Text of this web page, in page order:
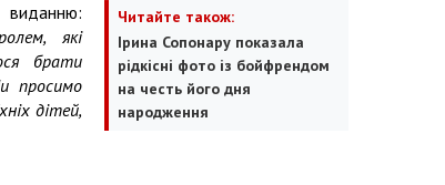
Читайте також:
Ірина Сопонару показала
рідкісні фото із бойфрендом
на честь його дня
народження
виданню:
які
брати
просимо
дітей,